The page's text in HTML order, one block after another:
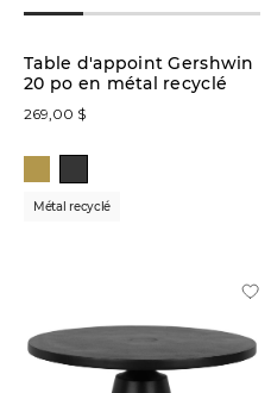
Prix
Collection
Table d'appoint Gershwin
20 po en métal recyclé
269,00 $
Métal recyclé